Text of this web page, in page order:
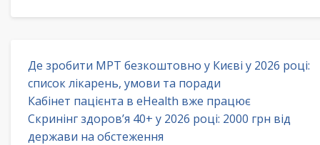
Де зробити МРТ безкоштовно у Києві у 2026 році:
список лікарень, умови та поради
Кабінет пацієнта в eHealth вже працює
Скринінг здоров’я 40+ у 2026 році: 2000 грн від
держави на обстеження